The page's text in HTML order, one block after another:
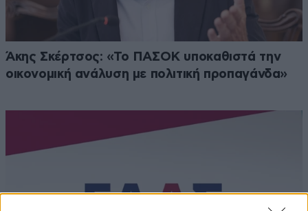
Άκης Σκέρτσος: «Το ΠΑΣΟΚ υποκαθιστά την
οικονομική ανάλυση με πολιτική προπαγάνδα»